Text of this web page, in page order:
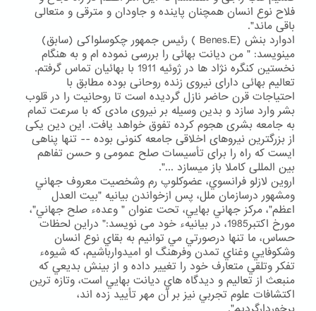
فلاح نوع انسان همچنان پاینده و جاودان و مترقی و متعالی
باقی ماند".
ادوارد بنش (Benes.E ) رئیس جمهور چکوسلواکی (سابق)
مینویسد: " من دیانت بهائی را بررسی نموده ام و به هنگام
نخستین کنگره نژاد ها در ژوئیه 1911 با بهائیان تماس گرفتم.
تعالیم بهائی دارای نیروی زنده روحانی بوده مطابق با
احتیاجات قرن حاضر نازل گردیده است تا روحانیت را در قلوب
بشر وارد سازد و بدین وسیله بر نیروی مادی که با سرعت تمام
به جامعه بشری هجوم کرده تفوق خواهد یافت. این دین یکی
از بزرگترین نیروهای اخلاقی جامعه کنونی بوده -- تنها پناهی
ایست که راه را برای تأسیسات صلح عمومی و حسن تفاهم
بین المللی کاملا باز میسازد ...".
اروين لازلو فرانسوي، عضوكلوپ رم وشخصيت معروف جهاني
ومشهور درسازمان ملل، پس ازخواندن بيانيه "بيت العدل
اعظم"، مركز جهاني بهايي، تحت عنوان " وعدهء صلح جهاني"،
مورخ اكتبر1985، در بيانيهء خود می نویسد:" دراين لحظات
حساس، ما تنها درصورتي مي توانيم به بقاي نوع انسان
وشكوفايي وغناي تمدن وفرهنگ او اميدوارباشيم، كه شيوهء
تفكر وتلقي متعارف خود را تغيير داده و از بينش بديعي كه
منبعث از تعاليم و ديدگاه هاي ديانت بهايي است، وتازه ترين
اكتشافات علوم تجربي نيز بر آن مهر تأييد زده اند،